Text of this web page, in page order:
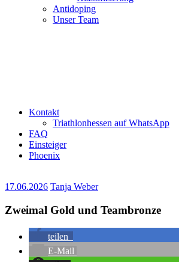
Antidoping
Unser Team
Kontakt
Triathlonhessen auf WhatsApp
FAQ
Einsteiger
Phoenix
17.06.2026 Tanja Weber
Zweimal Gold und Teambronze
teilen
E-Mail